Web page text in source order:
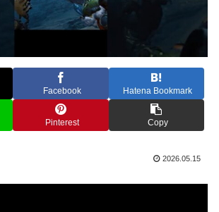
Facebook Hatena Bookmark
Pinterest Copy
2026.05.15